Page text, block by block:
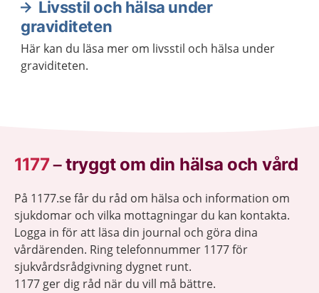
Aktuella artiklar
Livsstil och hälsa under
graviditeten
Här kan du läsa mer om livsstil och hälsa under
graviditeten.
1177–tryggt om din hälsa och vård
På 1177.se får du råd om hälsa och information om
sjukdomar och vilka mottagningar du kan kontakta.
Logga in för att läsa din journal och göra dina
vårdärenden. Ring telefonnummer 1177 för
sjukvårdsrådgivning dygnet runt.
1177 ger dig råd när du vill må bättre.